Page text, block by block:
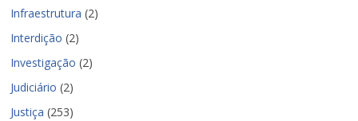
Infraestrutura (2)
Interdição (2)
Investigação (2)
Judiciário (2)
Justiça (253)